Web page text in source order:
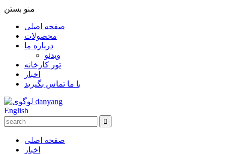
منو بستن
صفحه اصلی
محصولات
درباره ما
ویدئو
تور کارخانه
اخبار
با ما تماس بگیرید
English
صفحه اصلی
اخبار